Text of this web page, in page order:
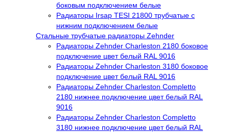
боковым подключением белые
Радиаторы Irsap TESI 21800 трубчатые с
нижним подключением белые
Стальные трубчатые радиаторы Zehnder
Радиаторы Zehnder Charleston 2180 боковое
подключение цвет белый RAL 9016
Радиаторы Zehnder Charleston 3180 боковое
подключение цвет белый RAL 9016
Радиаторы Zehnder Charleston Completto
2180 нижнее подключение цвет белый RAL
9016
Радиаторы Zehnder Charleston Completto
3180 нижнее подключение цвет белый RAL